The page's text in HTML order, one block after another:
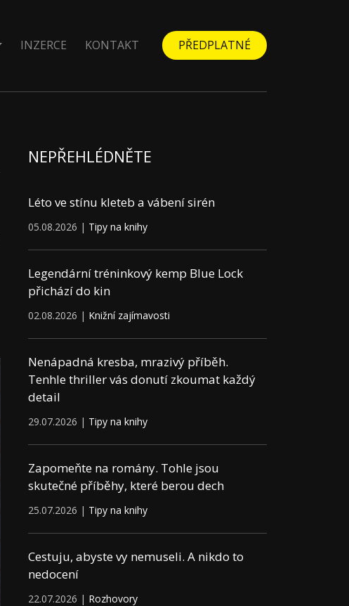
INZERCE KONTAKT PŘEDPLATNÉ
NEPŘEHLÉDNĚTE
Léto ve stínu kleteb a vábení sirén
05.08.2026 | Tipy na knihy
Legendární tréninkový kemp Blue Lock
přichází do kin
02.08.2026 | Knižní zajímavosti
Nenápadná kresba, mrazivý příběh.
Tenhle thriller vás donutí zkoumat každý
detail
29.07.2026 | Tipy na knihy
Zapomeňte na romány. Tohle jsou
skutečné příběhy, které berou dech
25.07.2026 | Tipy na knihy
Cestuju, abyste vy nemuseli. A nikdo to
nedocení
22.07.2026 | Rozhovory